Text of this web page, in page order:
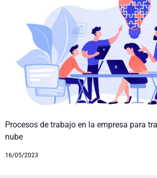
Procesos de trabajo en la empresa para
nube
16/05/2023